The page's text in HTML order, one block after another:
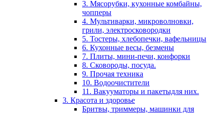
3. Мясорубки, кухонные комбайны,
чопперы
4. Мультиварки, микроволновки,
грили, электросковородки
5. Тостеры, хлебопечки, вафельницы
6. Кухонные весы, безмены
7. Плиты, мини-печи, конфорки
8. Сковороды, посуда.
9. Прочая техника
10. Водоочистители
11. Вакууматоры и пакетыдля них.
3. Красота и здоровье
Бритвы, триммеры, машинки для